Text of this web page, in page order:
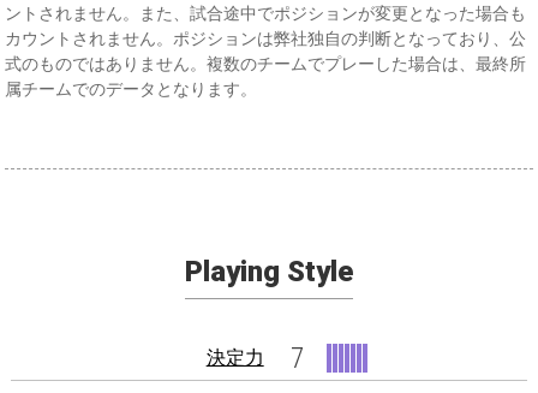
ントされません。また、試合途中でポジションが変更となった場合も
カウントされません。ポジションは弊社独自の判断となっており、公
式のものではありません。複数のチームでプレーした場合は、最終所
属チームでのデータとなります。
Playing Style
決定力 7